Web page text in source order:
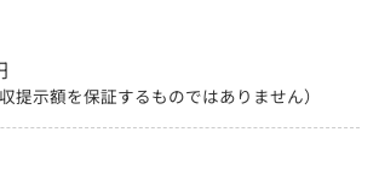
提示額を保証するものではありません）